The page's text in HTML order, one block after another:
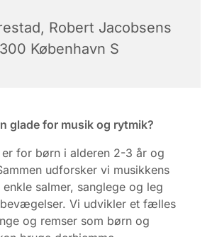
Robert Jacobsens
København S
glade for musik og rytmik?
for børn i alderen 2-3 år og
udforsker vi musikkens
salmer, sanglege og leg
Vi udvikler et fælles
og remser som børn og